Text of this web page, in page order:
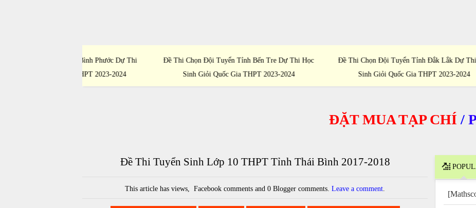
Đề Thi Chọn Đội Tuyển Tỉnh Bến Tre Dự Thi Học
Sinh Giỏi Quốc Gia THPT 2023-2024
Đề Thi Chọn Đội Tuyển Tỉnh Đắk Lắk Dự Thi Học
Sinh Giỏi Quốc Gia THPT 2023-2024
Đề Thi
ĐẶT MUA TẠP CHÍ/
Đề Thi Tuyển Sinh Lớp 10 THPT Tỉnh Thái Bình 2017-2018
This article hasviews, Facebook comments and 0 Blogger comments.Leave a comment